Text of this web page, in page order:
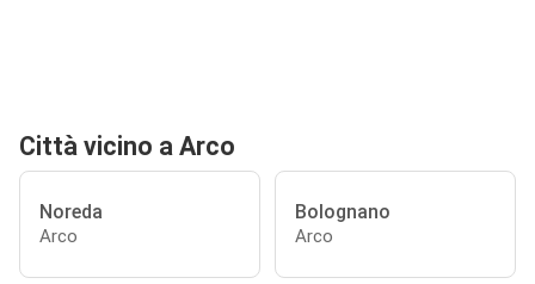
Città vicino a Arco
Noreda
Arco
Bolognano
Arco